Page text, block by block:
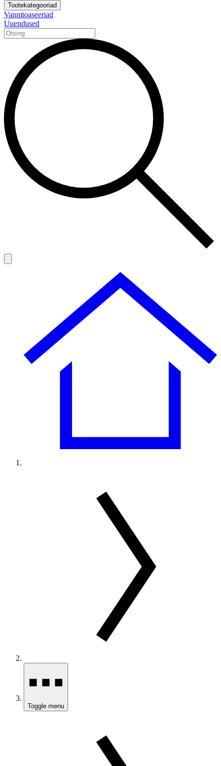
Tootekategooriad
Vannitoaseeriad
Uuendused
Toggle menu